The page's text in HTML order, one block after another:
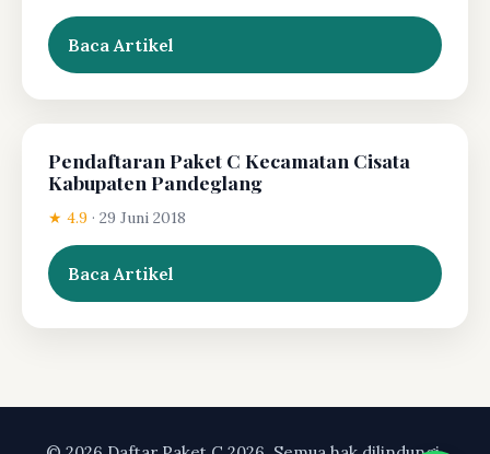
Baca Artikel
Pendaftaran Paket C Kecamatan Cisata
Kabupaten Pandeglang
★ 4.9 · 29 Juni 2018
Baca Artikel